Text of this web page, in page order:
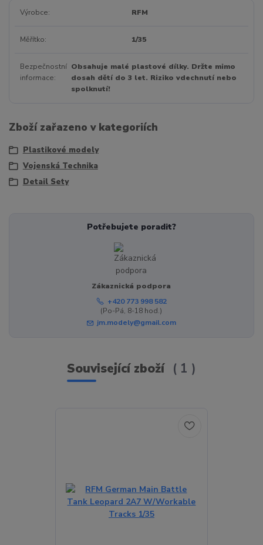
Výrobce RFM
Měřítko 1/35
Bezpečnostní
informace
Obsahuje malé plastové dílky. Držte mimo
dosah dětí do 3 let. Riziko vdechnutí nebo
spolknutí!
Zboží zařazeno v kategoriích
Plastikové modely
Vojenská Technika
Detail Sety
Potřebujete poradit?
Zákaznická podpora
+420 773 998 582
(Po-Pá, 8-18 hod.)
jm.modely@gmail.com
Související zboží 1